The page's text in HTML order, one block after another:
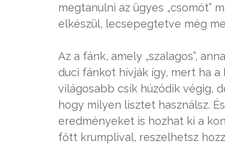
megtanulni az ügyes „csomót”
elkészül, lecsepegtetve még
Az a fánk, amely „szalagos”,
duci fánkot hívják így, mert ha
világosabb csík húzódik végig,
hogy milyen lisztet használsz.
eredményeket is hozhat ki a
főtt krumplival, reszelhetsz